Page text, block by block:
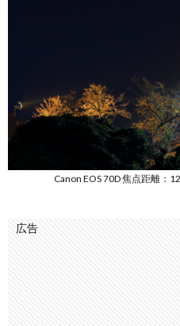
Canon EOS 70D 焦点距離：
広告